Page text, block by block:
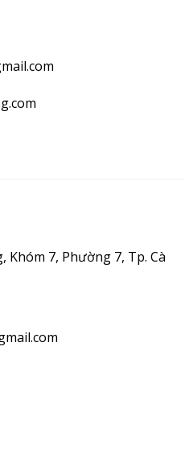
Khóm 7, Phường 7, Tp. Cà